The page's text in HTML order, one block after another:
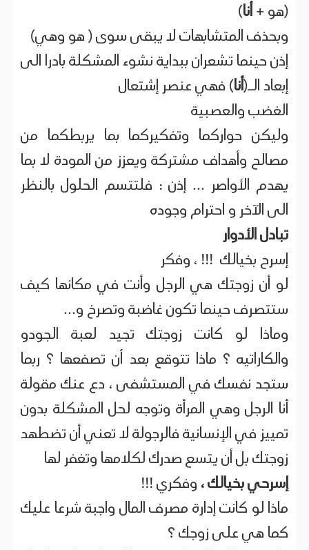
(هو +أنا)
وبحذف المتشابهات لا يبقى سوى ( هو وهي)
إذن حينما تشعران ببداية نشوء المشكلة بادرا الى
إبعاد الــ(أنا) فهي عنصر إشتعال
الغضب والعصبية
وليكن حواركما وتفكيركما بما يربطكما من
مصالح وأهداف مشتركة ويعزز من المودة لا بما
يهدم الأواصر ... إذن : فلتتسم الحلول بالنظر
الى الآخر و احترام وجوده
تبادل الأدوار
إسرح بخيالك !!! ، وفكر
لو أن زوجتك هي الرجل وأنت في مكانها كيف
ستتصرف حينما تكون غاضبة وتصرخ و...
وماذا لو كانت زوجتك تجيد لعبة الجودو
والكاراتيه ؟ ماذا تتوقع بعد أن تصفعها ؟ ربما
ستجد نفسك في المستشفى ، دع عنك مقولة
أنا الرجل وهي المرأة وتوجه لحل المشكلة بدون
تمييز في الإنسانية فالرجولة لا تعني أن تضطهد
زوجتك بل أن يتسع صدرك لكلامها وتغفر لها
إسرحي بخيالك ، وفكري !!!
ماذا لو كانت إدارة مصرف المال واجبة شرعا عليك
كما هي على زوجك ؟